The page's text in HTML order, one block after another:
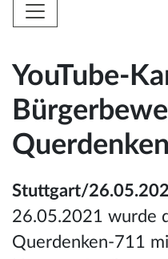
YouTube-
Stuttgart/
26.05.2021 wurde
Querdenken-711